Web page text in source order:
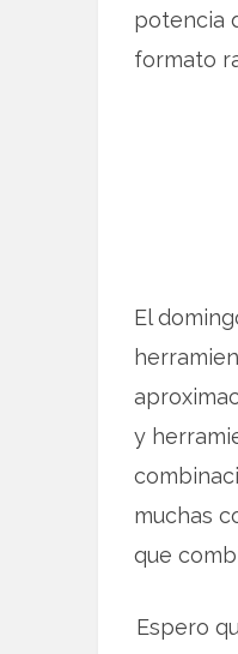
potencia
formato
El
y
muchas
que
Espero